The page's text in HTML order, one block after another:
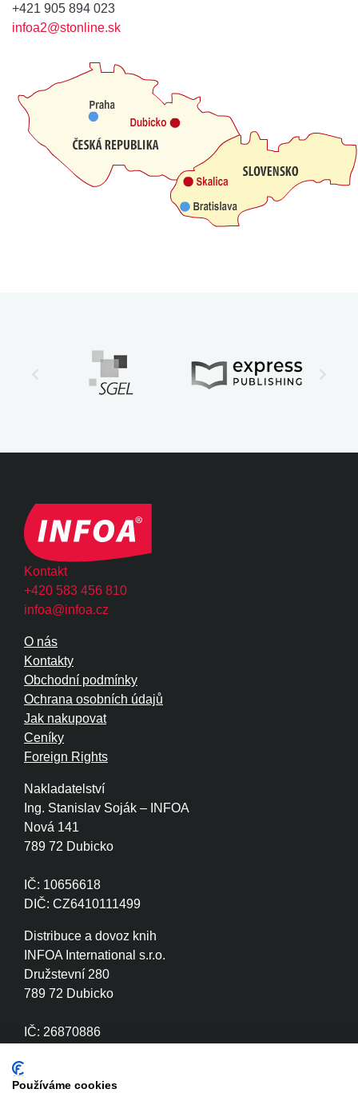
+421 905 894 023
infoa2@stonline.sk
Kontakt
+420 583 456 810
infoa@infoa.cz
Nakladatelství
Ing. Stanislav Soják – INFOA
Nová 141
789 72 Dubicko
IČ: 10656618
DIČ: CZ6410111499
Distribuce a dovoz knih
INFOA International s.r.o.
Družstevní 280
789 72 Dubicko
IČ: 26870886
O nás
Kontakty
Obchodní podmínky
Ochrana osobních údajů
Jak nakupovat
Ceníky
Foreign Rights
Používáme cookies